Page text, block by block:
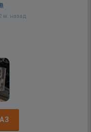
м. назад